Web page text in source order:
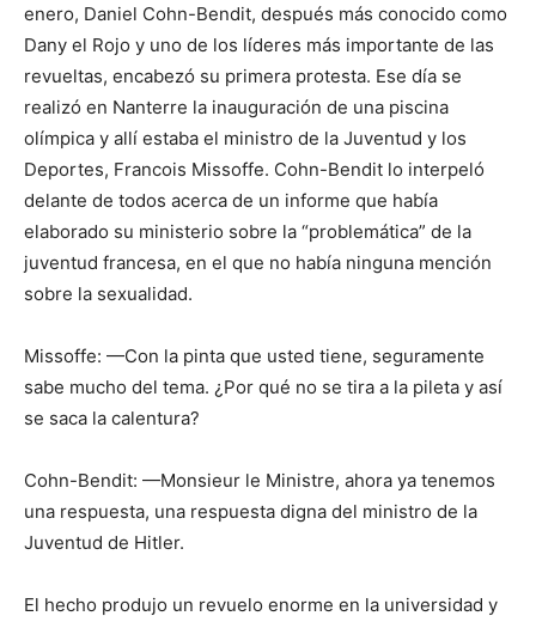
enero, Daniel Cohn-Bendit, después más conocido como
Dany el Rojo y uno de los líderes más im­portante de las
revueltas, encabezó su primera protesta. Ese día se
realizó en Nanterre la inauguración de una piscina
olímpica y allí estaba el ministro de la Juventud y los
Deportes, Francois Missoffe. Cohn-Bendit lo interpeló
delante de todos acerca de un informe que había
elaborado su ministerio sobre la “problemática” de la
juventud francesa, en el que no había ninguna mención
sobre la sexualidad.
Missoffe: —Con la pinta que usted tiene, seguramente
sabe mucho del tema. ¿Por qué no se tira a la pileta y así
se saca la calentura?
Cohn-Bendit: —Monsieur le Ministre, ahora ya tenemos
una respuesta, una respuesta digna del ministro de la
Juventud de Hitler.
El hecho produjo un revuelo enorme en la universidad y